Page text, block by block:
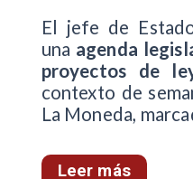
El jefe de
una agenda
proyectos de
contexto de
La Moneda,
Leer más